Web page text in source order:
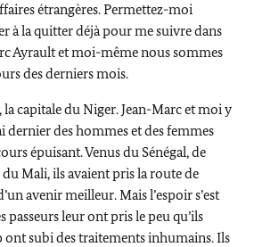
étrangères. Permettez-moi
à la quitter déjà pour me suivre dans
Ayrault et moi-même nous sommes
des derniers mois.
capitale du Niger. Jean-Marc et moi y
dernier des hommes et des femmes
épuisant. Venus du Sénégal, de
Mali, ils avaient pris la route de
avenir meilleur. Mais l’espoir s’est
passeurs leur ont pris le peu qu’ils
ont subi des traitements inhumains. Ils